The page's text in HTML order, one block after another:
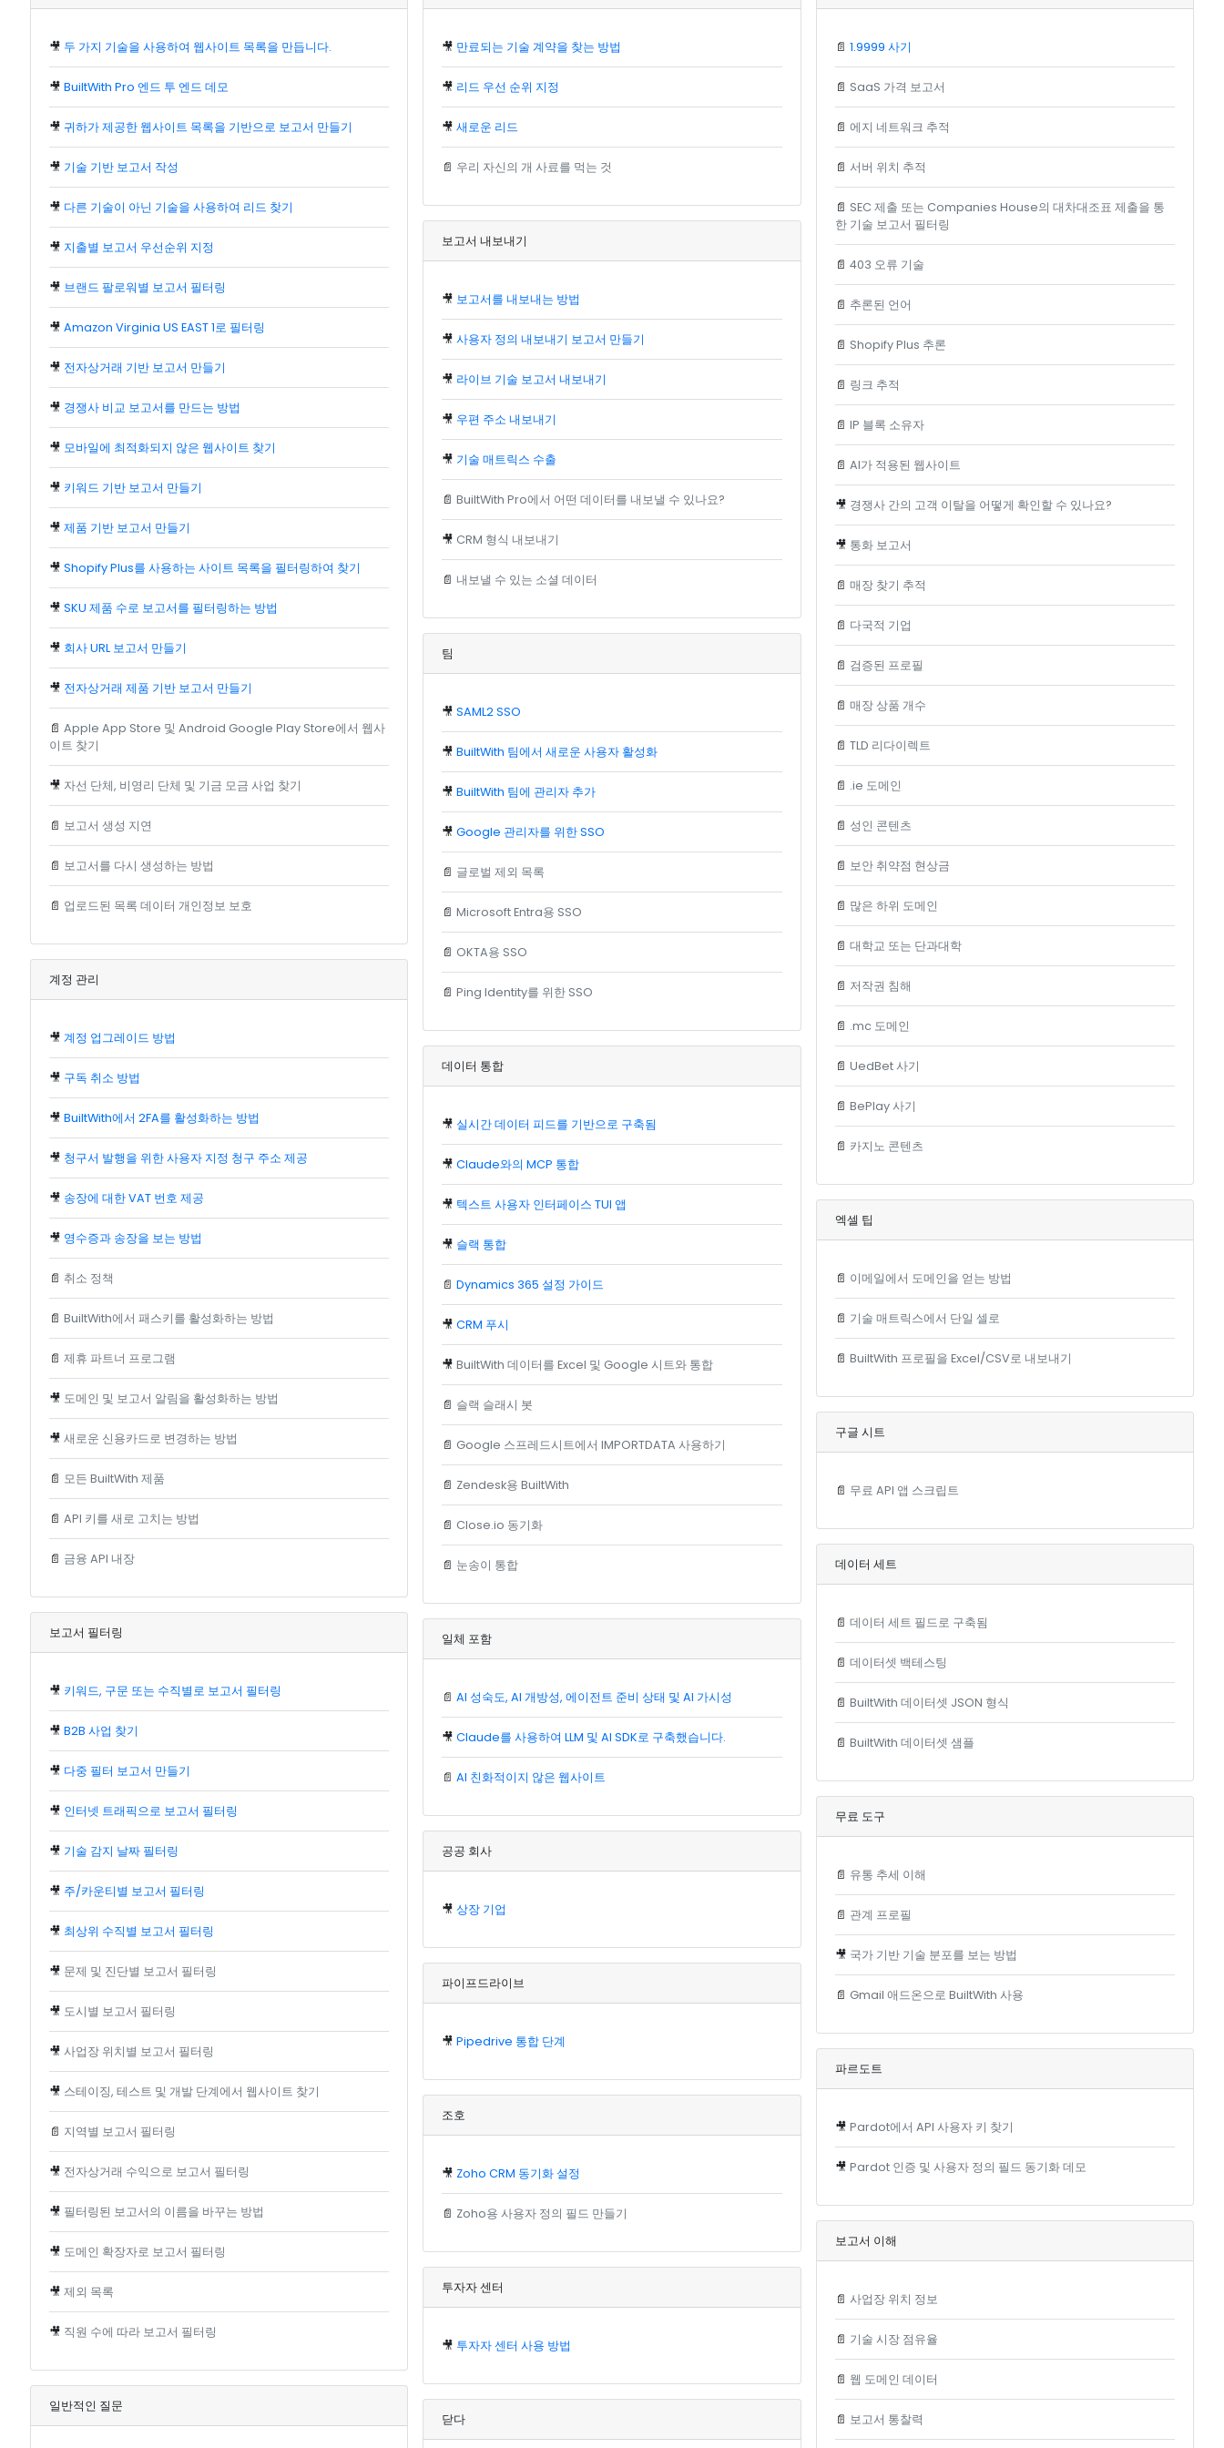
🎥 두 가지 기술을 사용하여 웹사이트 목록을 만듭니다.
🎥 BuiltWith Pro 엔드 투 엔드 데모
🎥 귀하가 제공한 웹사이트 목록을 기반으로 보고서 만들기
🎥 기술 기반 보고서 작성
🎥 다른 기술이 아닌 기술을 사용하여 리드 찾기
🎥 지출별 보고서 우선순위 지정
🎥 브랜드 팔로워별 보고서 필터링
🎥 Amazon Virginia US EAST 1로 필터링
🎥 전자상거래 기반 보고서 만들기
🎥 경쟁사 비교 보고서를 만드는 방법
🎥 모바일에 최적화되지 않은 웹사이트 찾기
🎥 키워드 기반 보고서 만들기
🎥 제품 기반 보고서 만들기
🎥 Shopify Plus를 사용하는 사이트 목록을 필터링하여 찾기
🎥 SKU 제품 수로 보고서를 필터링하는 방법
🎥 회사 URL 보고서 만들기
🎥 전자상거래 제품 기반 보고서 만들기
📄 Apple App Store 및 Android Google Play Store에서 웹사
이트 찾기
🎥 자선 단체, 비영리 단체 및 기금 모금 사업 찾기
📄 보고서 생성 지연
📄 보고서를 다시 생성하는 방법
📄 업로드된 목록 데이터 개인정보 보호
계정 관리
🎥 계정 업그레이드 방법
🎥 구독 취소 방법
🎥 BuiltWith에서 2FA를 활성화하는 방법
🎥 청구서 발행을 위한 사용자 지정 청구 주소 제공
🎥 송장에 대한 VAT 번호 제공
🎥 영수증과 송장을 보는 방법
📄 취소 정책
📄 BuiltWith에서 패스키를 활성화하는 방법
📄 제휴 파트너 프로그램
🎥 도메인 및 보고서 알림을 활성화하는 방법
🎥 새로운 신용카드로 변경하는 방법
📄 모든 BuiltWith 제품
📄 API 키를 새로 고치는 방법
📄 금융 API 내장
보고서 필터링
🎥 키워드, 구문 또는 수직별로 보고서 필터링
🎥 B2B 사업 찾기
🎥 다중 필터 보고서 만들기
🎥 인터넷 트래픽으로 보고서 필터링
🎥 기술 감지 날짜 필터링
🎥 주/카운티별 보고서 필터링
🎥 최상위 수직별 보고서 필터링
🎥 문제 및 진단별 보고서 필터링
🎥 도시별 보고서 필터링
🎥 사업장 위치별 보고서 필터링
🎥 스테이징, 테스트 및 개발 단계에서 웹사이트 찾기
📄 지역별 보고서 필터링
🎥 전자상거래 수익으로 보고서 필터링
🎥 필터링된 보고서의 이름을 바꾸는 방법
🎥 도메인 확장자로 보고서 필터링
🎥 제외 목록
🎥 직원 수에 따라 보고서 필터링
일반적인 질문
🎥 만료되는 기술 계약을 찾는 방법
🎥 리드 우선 순위 지정
🎥새로운 리드
📄 우리 자신의 개 사료를 먹는 것
보고서 내보내기
🎥 보고서를 내보내는 방법
🎥사용자 정의 내보내기 보고서 만들기
🎥 라이브 기술 보고서 내보내기
🎥 우편 주소 내보내기
🎥 기술 매트릭스 수출
📄BuiltWith Pro에서 어떤 데이터를 내보낼 수 있나요?
🎥 CRM 형식 내보내기
📄 내보낼 수 있는 소셜 데이터
팀
🎥SAML2 SSO
🎥BuiltWith 팀에서 새로운 사용자 활성화
🎥BuiltWith 팀에 관리자 추가
🎥Google 관리자를 위한 SSO
📄 글로벌 제외 목록
📄Microsoft Entra용 SSO
📄 OKTA용 SSO
📄Ping Identity를 위한 SSO
데이터 통합
🎥 실시간 데이터 피드를 기반으로 구축됨
🎥Claude와의 MCP 통합
🎥 텍스트 사용자 인터페이스 TUI 앱
🎥 슬랙 통합
📄Dynamics 365 설정 가이드
🎥CRM 푸시
🎥BuiltWith 데이터를 Excel 및 Google 시트와 통합
📄 슬랙 슬래시 봇
📄 Google 스프레드시트에서 IMPORTDATA 사용하기
📄 Zendesk용 BuiltWith
📄 Close.io 동기화
📄 눈송이 통합
일체 포함
📄AI 성숙도, AI 개방성, 에이전트 준비 상태 및 AI 가시성
🎥Claude를 사용하여 LLM 및 AI SDK로 구축했습니다.
📄AI 친화적이지 않은 웹사이트
공공 회사
🎥상장 기업
파이프드라이브
🎥Pipedrive 통합 단계
조호
🎥 Zoho CRM 동기화 설정
📄 Zoho용 사용자 정의 필드 만들기
투자자 센터
🎥 투자자 센터 사용 방법
닫다
📄 1.9999 사기
📄 SaaS 가격 보고서
📄 에지 네트워크 추적
📄 서버 위치 추적
📄 SEC 제출 또는 Companies House의 대차대조표 제출을 통
한 기술 보고서 필터링
📄 403 오류 기술
📄 추론된 언어
📄 Shopify Plus 추론
📄 링크 추적
📄 IP 블록 소유자
📄 AI가 적용된 웹사이트
🎥 경쟁사 간의 고객 이탈을 어떻게 확인할 수 있나요?
🎥 통화 보고서
📄 매장 찾기 추적
📄 다국적 기업
📄 검증된 프로필
📄 매장 상품 개수
📄 TLD 리다이렉트
📄 .ie 도메인
📄 성인 콘텐츠
📄 보안 취약점 현상금
📄 많은 하위 도메인
📄 대학교 또는 단과대학
📄 저작권 침해
📄 .mc 도메인
📄 UedBet 사기
📄 BePlay 사기
📄 카지노 콘텐츠
엑셀 팁
📄 이메일에서 도메인을 얻는 방법
📄 기술 매트릭스에서 단일 셀로
📄 BuiltWith 프로필을 Excel/CSV로 내보내기
구글 시트
📄 무료 API 앱 스크립트
데이터 세트
📄 데이터 세트 필드로 구축됨
📄 데이터셋 백테스팅
📄 BuiltWith 데이터셋 JSON 형식
📄 BuiltWith 데이터셋 샘플
무료 도구
📄 유통 추세 이해
📄 관계 프로필
🎥 국가 기반 기술 분포를 보는 방법
📄 Gmail 애드온으로 BuiltWith 사용
파르도트
🎥 Pardot에서 API 사용자 키 찾기
🎥 Pardot 인증 및 사용자 정의 필드 동기화 데모
보고서 이해
📄 사업장 위치 정보
📄 기술 시장 점유율
📄 웹 도메인 데이터
📄 보고서 통찰력